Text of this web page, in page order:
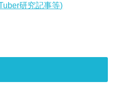
研究記事等)